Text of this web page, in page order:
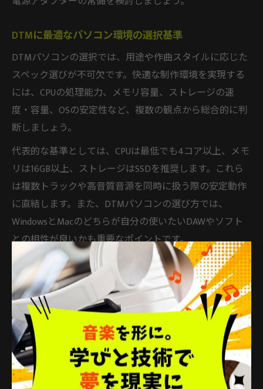
DTMに最適なパソコン環境の選択基準
DTMパソコンの選択では、用途や作曲スタイルに応じた
スペック選びが不可欠です。快適な制作環境を実現する
には、CPUの処理能力、メモリ容量、ストレージの速
度・容量、OSの安定性など、複数の観点から総合的に判
断しましょう。
代表的な基準としては、CPUは最低でも4コア以上、メモ
リは16GB以上、ストレージはSSDを推奨します。これら
は複数トラックや高音質音源を同時に扱う際の安定動作
に直結します。また、DTMパソコンの選び方では、
WindowsとMacのどちらが自分の使いたいDAWやソフト
との相性が良いかも重要なポイントです。
初心者の場合は「DTMおすすめパソコン」や「安いDTM
パソコン」などからエントリーモデルを選び、経験を積
むごとに必要なスペックや拡張性を見極めていく方法も
有効です。将来の用途拡大も見越して、余裕のあるスペ
ック構成を選ぶことをおすすめします。
DTMパソコン デスクトップとノートの選び方